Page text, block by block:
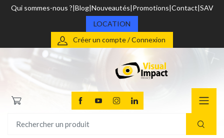
Qui sommes-nous ? Blog Nouveautés Promotions Contact SAV
LOCATION
Créer un compte / Connexion